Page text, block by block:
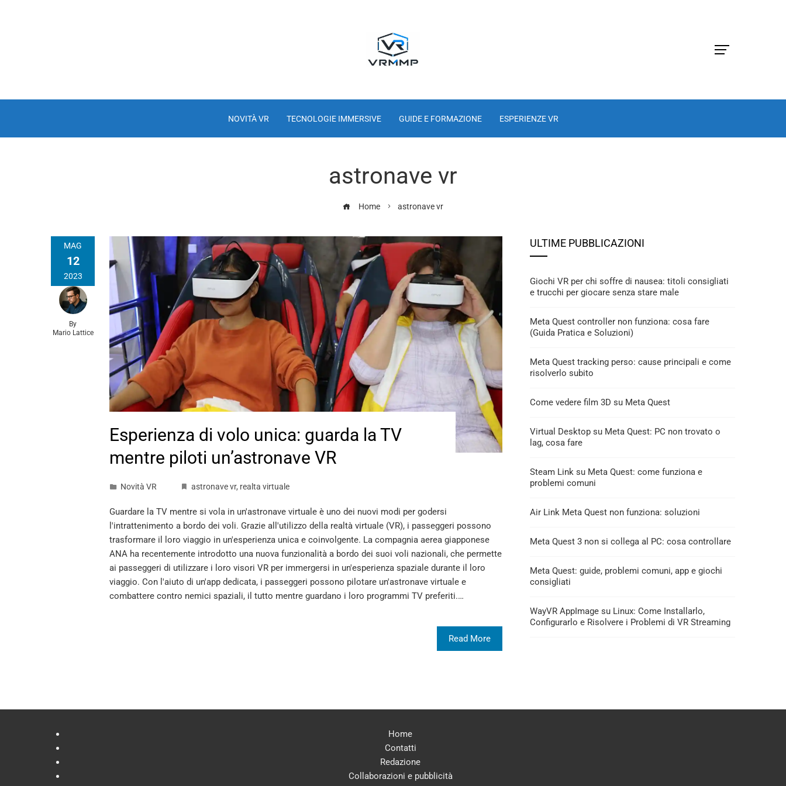
NOVITÀ VR TECNOLOGIE IMMERSIVE GUIDE E FORMAZIONE ESPERIENZE VR
astronave vr
Home astronave vr
MAG
12
2023
By
Mario Lattice
Esperienza di volo unica: guarda la TV
mentre piloti un’astronave VR
Novità VR astronave vr, realta virtuale
Guardare la TV mentre si vola in un'astronave virtuale è uno dei nuovi modi per godersi
l'intrattenimento a bordo dei voli. Grazie all'utilizzo della realtà virtuale (VR), i passeggeri possono
trasformare il loro viaggio in un'esperienza unica e coinvolgente. La compagnia aerea giapponese
ANA ha recentemente introdotto una nuova funzionalità a bordo dei suoi voli nazionali, che permette
ai passeggeri di utilizzare i loro visori VR per immergersi in un'esperienza spaziale durante il loro
viaggio. Con l'aiuto di un'app dedicata, i passeggeri possono pilotare un'astronave virtuale e
combattere contro nemici spaziali, il tutto mentre guardano i loro programmi TV preferiti.…
Read More
ULTIME PUBBLICAZIONI
Giochi VR per chi soffre di nausea: titoli consigliati
e trucchi per giocare senza stare male
Meta Quest controller non funziona: cosa fare
(Guida Pratica e Soluzioni)
Meta Quest tracking perso: cause principali e come
risolverlo subito
Come vedere film 3D su Meta Quest
Virtual Desktop su Meta Quest: PC non trovato o
lag, cosa fare
Steam Link su Meta Quest: come funziona e
problemi comuni
Air Link Meta Quest non funziona: soluzioni
Meta Quest 3 non si collega al PC: cosa controllare
Meta Quest: guide, problemi comuni, app e giochi
consigliati
WayVR AppImage su Linux: Come Installarlo,
Configurarlo e Risolvere i Problemi di VR Streaming
Home
Contatti
Redazione
Collaborazioni e pubblicità